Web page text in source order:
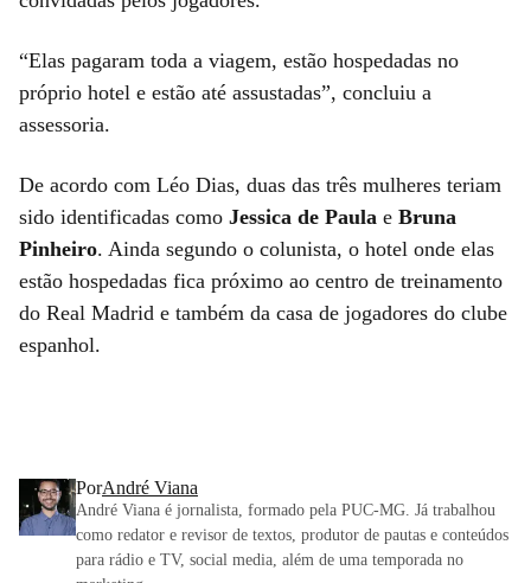
“Elas pagaram toda a viagem, estão hospedadas no
próprio hotel e estão até assustadas”, concluiu a
assessoria.
De acordo com Léo Dias, duas das três mulheres teriam
sido identificadas como Jessica de Paula e Bruna
Pinheiro. Ainda segundo o colunista, o hotel onde elas
estão hospedadas fica próximo ao centro de treinamento
do Real Madrid e também da casa de jogadores do clube
espanhol.
PorAndré Viana
André Viana é jornalista, formado pela PUC-MG. Já trabalhou
como redator e revisor de textos, produtor de pautas e conteúdos
para rádio e TV, social media, além de uma temporada no